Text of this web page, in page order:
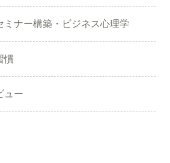
ミナー構築・ビジネス心理学
慣
ュー